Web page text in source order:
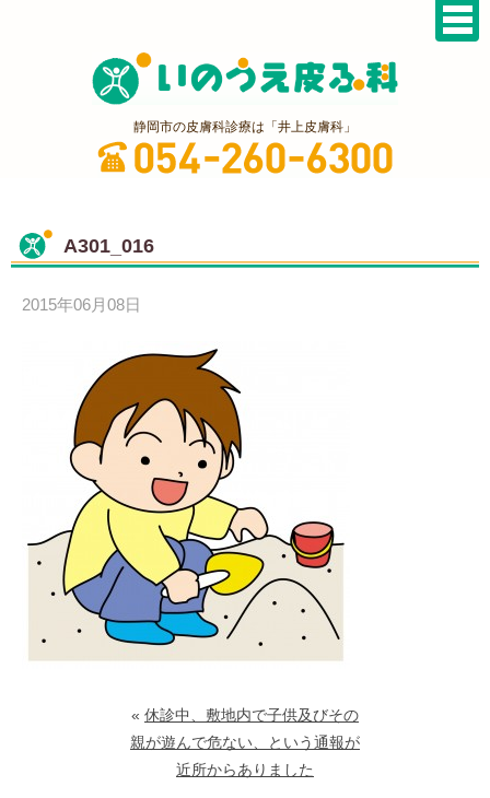
静岡市の皮膚科診療は「井上皮膚科」
A301_016
2015年06月08日
« 休診中、敷地内で子供及びその
親が遊んで危ない、という通報が
近所からありました